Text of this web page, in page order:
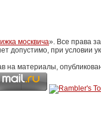
москвича». Все права
допустимо, при условии
на материалы,